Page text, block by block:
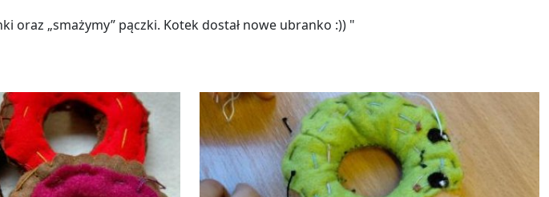
„smażymy” pączki. Kotek dostał nowe ubranko :)) "